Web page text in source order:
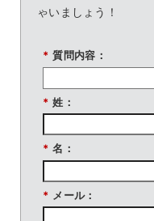
ゃいましょう！
* 質問内容：
* 姓：
* 名：
* メール：